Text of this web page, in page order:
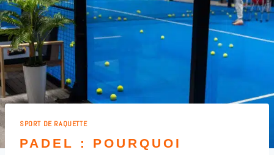
SPORT DE RAQUETTE
PADEL : POURQUOI